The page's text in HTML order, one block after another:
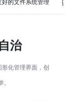
好的文件系统管理
治
化管理界面，创